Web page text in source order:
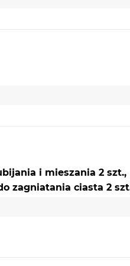
po wyrabianie ciężkich ciast
chwyt.
i mieszania 2 szt.,
zagniatania ciasta 2